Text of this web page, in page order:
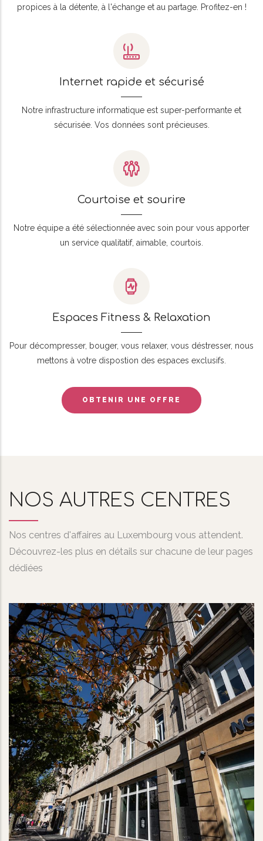
propices à la détente, à l'échange et au partage. Profitez-en !
Internet rapide et sécurisé
Notre infrastructure informatique est super-performante et
sécurisée. Vos données sont précieuses.
Courtoise et sourire
Notre équipe a été sélectionnée avec soin pour vous apporter
un service qualitatif, aimable, courtois.
Espaces Fitness & Relaxation
Pour décompresser, bouger, vous relaxer, vous déstresser, nous
mettons à votre dispostion des espaces exclusifs.
OBTENIR UNE OFFRE
NOS AUTRES CENTRES
Nos centres d'affaires au Luxembourg vous attendent.
Découvrez-les plus en détails sur chacune de leur pages
dédiées